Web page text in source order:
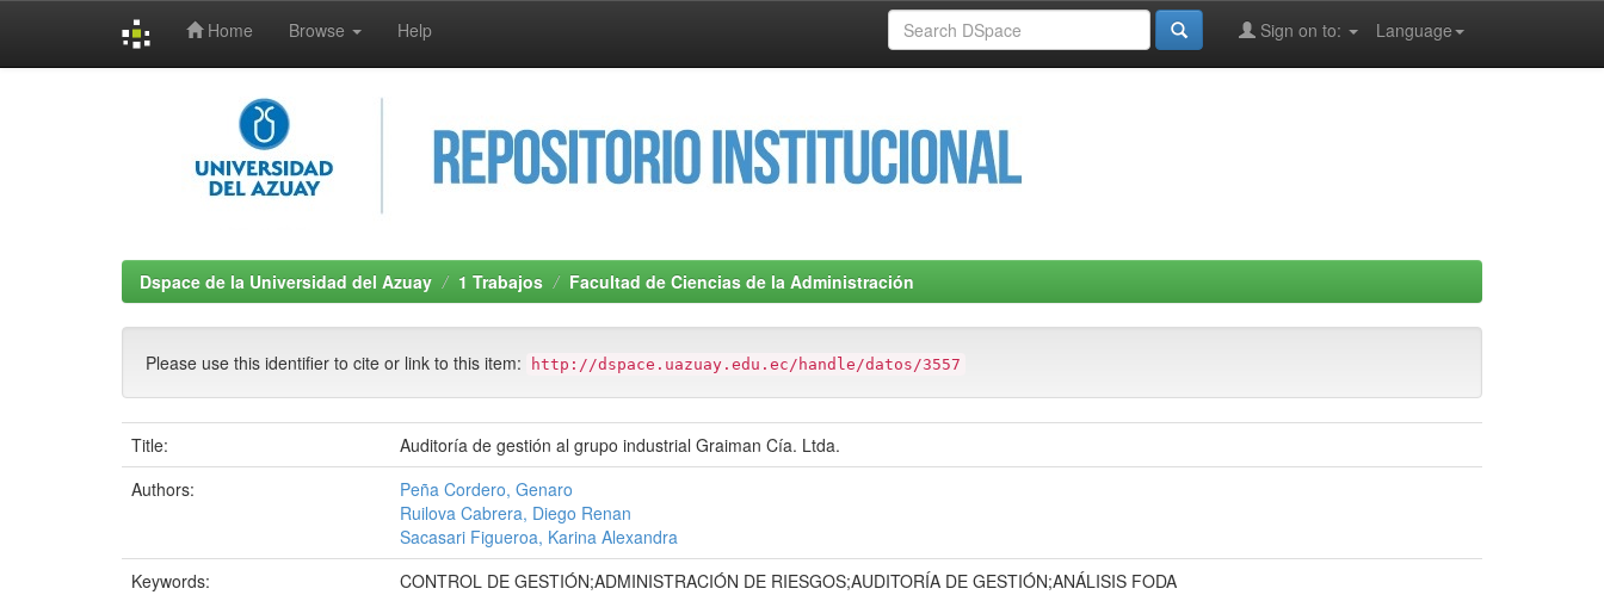
Home Browse Help Language
Sign on to:
Dspace de la Universidad del Azuay 1 Trabajos Facultad de Ciencias de la Administración
Please use this identifier to cite or link to this item: http://dspace.uazuay.edu.ec/handle/datos/3557
Title:
Auditoría de gestión al grupo industrial Graiman Cía. Ltda.
Authors:
Peña Cordero, Genaro
Ruilova Cabrera, Diego Renan
Sacasari Figueroa, Karina Alexandra
Keywords:
CONTROL DE GESTIÓN;ADMINISTRACIÓN DE RIESGOS;AUDITORÍA DE GESTIÓN;ANÁLISIS FODA